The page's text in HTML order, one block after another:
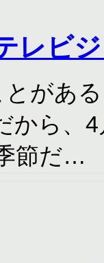
レビ
があ
から、
節だ…